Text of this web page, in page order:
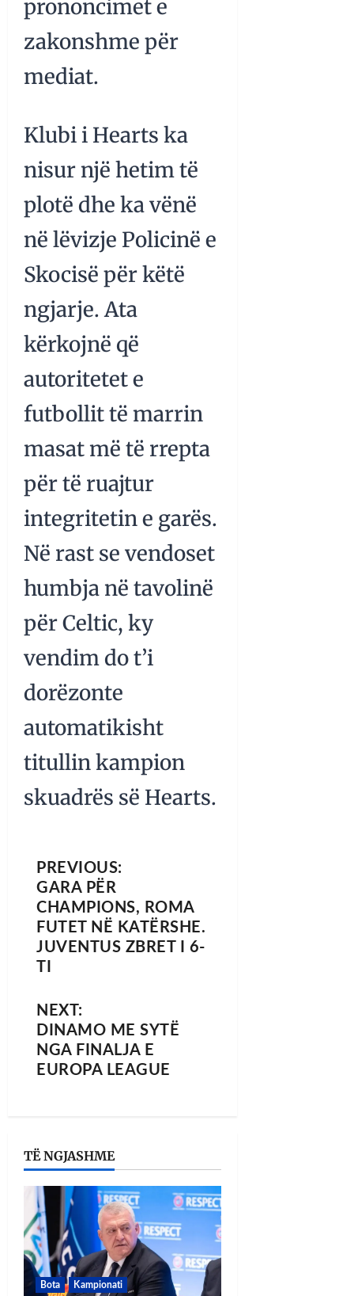
prononcimet e
zakonshme për
mediat.
Klubi i Hearts ka
nisur një hetim të
plotë dhe ka vënë
në lëvizje Policinë e
Skocisë për këtë
ngjarje. Ata
kërkojnë që
autoritetet e
futbollit të marrin
masat më të rrepta
për të ruajtur
integritetin e garës.
Në rast se vendoset
humbja në tavolinë
për Celtic, ky
vendim do t’i
dorëzonte
automatikisht
titullin kampion
skuadrës së Hearts.
PREVIOUS:
GARA PËR
CHAMPIONS, ROMA
FUTET NË KATËRSHE.
JUVENTUS ZBRET I 6-
NEXT:
DINAMO ME SYTË
NGA FINALJA E
EUROPA LEAGUE
TË NGJASHME
Bota Kampionati